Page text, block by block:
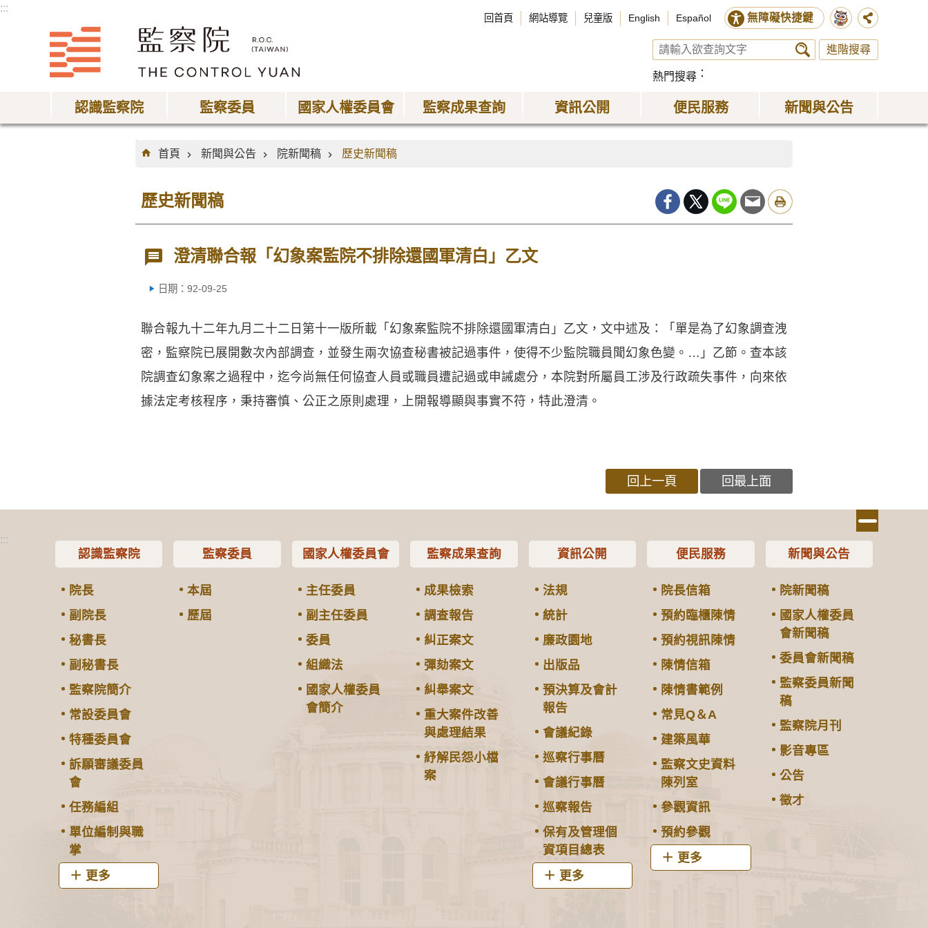
:::
回首頁 網站導覽 兒童版 English Español 無障礙快捷鍵
進階搜尋
熱門搜尋
認識監察院 監察委員 國家人權委員會 監察成果查詢 資訊公開 便民服務 新聞與公告
:::
首頁
新聞與公告 院新聞稿 歷史新聞稿
歷史新聞稿
澄清聯合報「幻象案監院不排除還國軍清白」乙文
日期：92-09-25
聯合報九十二年九月二十二日第十一版所載「幻象案監院不排除還國軍清白」乙文，文中述及：「單是為了幻象調查洩
密，監察院已展開數次內部調查，並發生兩次協查秘書被記過事件，使得不少監院職員聞幻象色變。…」乙節。查本該
院調查幻象案之過程中，迄今尚無任何協查人員或職員遭記過或申誡處分，本院對所屬員工涉及行政疏失事件，向來依
據法定考核程序，秉持審慎、公正之原則處理，上開報導顯與事實不符，特此澄清。
回上一頁 回最上面
:::
認識監察院
院長
副院長
秘書長
副秘書長
監察院簡介
常設委員會
特種委員會
訴願審議委員
會
任務編組
單位編制與職
掌
更多
監察委員
本屆
歷屆
國家人權委員會
主任委員
副主任委員
委員
組織法
國家人權委員
會簡介
監察成果查詢
成果檢索
調查報告
糾正案文
彈劾案文
糾舉案文
重大案件改善
與處理結果
紓解民怨小檔
案
資訊公開
法規
統計
廉政園地
出版品
預決算及會計
報告
會議紀錄
巡察行事曆
會議行事曆
巡察報告
保有及管理個
資項目總表
更多
便民服務
院長信箱
預約臨櫃陳情
預約視訊陳情
陳情信箱
陳情書範例
常見Q＆A
建築風華
監察文史資料
陳列室
參觀資訊
預約參觀
更多
新聞與公告
院新聞稿
國家人權委員
會新聞稿
委員會新聞稿
監察委員新聞
稿
監察院月刊
影音專區
公告
徵才